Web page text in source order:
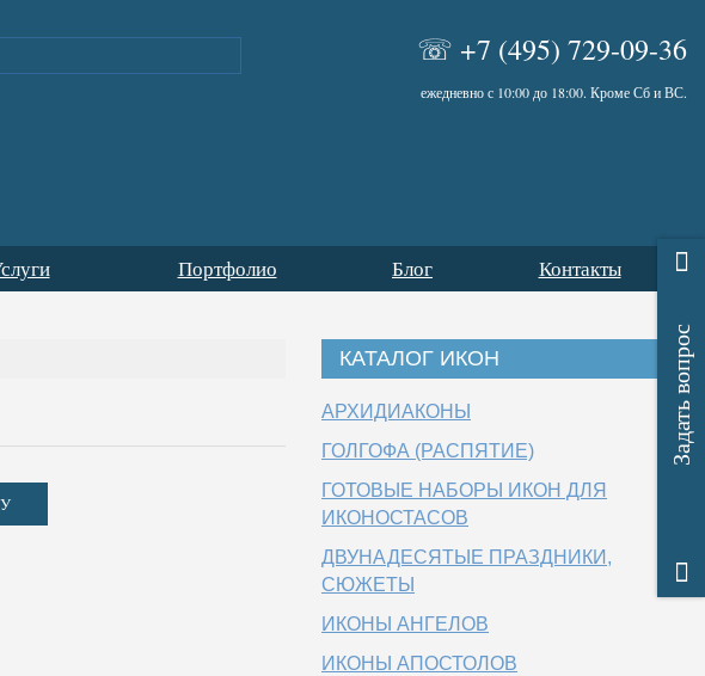
☏ +7 (495) 729-09-36
ежедневно с 10:00 до 18:00. Кроме Сб и ВС.
Портфолио Блог Контакты
КАТАЛОГ ИКОН
АРХИДИАКОНЫ
ГОЛГОФА (РАСПЯТИЕ)
ГОТОВЫЕ НАБОРЫ ИКОН ДЛЯ
ИКОНОСТАСОВ
ДВУНАДЕСЯТЫЕ ПРАЗДНИКИ,
СЮЖЕТЫ
ИКОНЫ АНГЕЛОВ
ИКОНЫ АПОСТОЛОВ
Задать вопрос